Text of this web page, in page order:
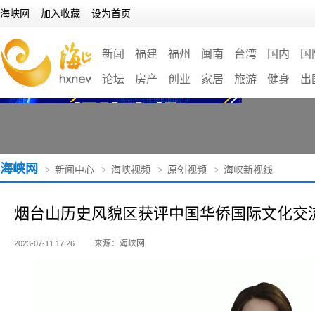
海峡网 加入收藏 设为首页
新闻 福建 福州 闽南 台湾 国内 国
论坛 房产 创业 家居 旅游 健身 出
海峡网 > 新闻中心 > 海峡视频 > 原创视频 > 海峡新视线
烟台山历史风貌区获评中国华侨国际文化交
2023-07-11 17:26 来源：海峡网